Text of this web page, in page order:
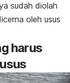
sudah diolah
oleh usus
harus